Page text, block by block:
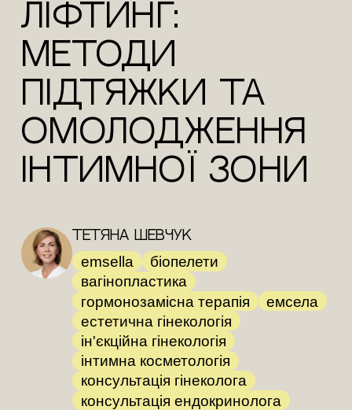
ліфтинг:
методи
підтяжки та
омолодження
інтимної зони
Тетяна Шевчук
emsella
біопелети
вагінопластика
гормонозамісна терапія
емсела
естетична гінекологія
ін'єкційна гінекологія
інтимна косметологія
консультація гінеколога
консультація ендокринолога